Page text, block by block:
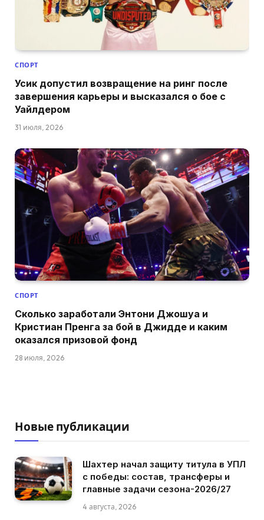
СПОРТ
Усик допустил возвращение на ринг после
завершения карьеры и высказался о бое с
Уайлдером
31 июля, 2026
СПОРТ
Сколько заработали Энтони Джошуа и
Кристиан Пренга за бой в Джидде и каким
оказался призовой фонд
28 июля, 2026
Новые публикации
Шахтер начал защиту титула в УПЛ
с победы: состав, трансферы и
главные задачи сезона-2026/27
4 августа, 2026